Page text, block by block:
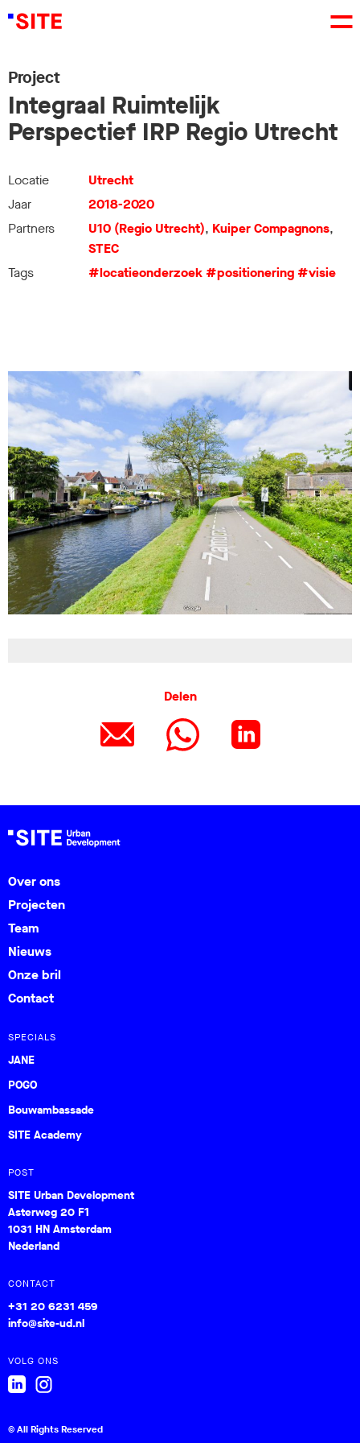
Project
Integraal Ruimtelijk
Perspectief IRP Regio Utrecht
Locatie
Utrecht
Jaar
2018-2020
Partners
U10 (Regio Utrecht), Kuiper Compagnons,
STEC
Tags
#locatieonderzoek#positionering#visie
Delen
Over ons
Projecten
Team
Nieuws
Onze bril
Contact
SPECIALS
JANE
POGO
Bouwambassade
SITE Academy
POST
SITE Urban Development
Asterweg 20 F1
1031 HN Amsterdam
Nederland
CONTACT
+31 20 6231 459
info@site-ud.nl
VOLG ONS
© All Rights Reserved